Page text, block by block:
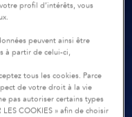
profil d’intérêts, vous
peuvent ainsi être
à partir de celui-ci,
tous les cookies. Parce
de votre droit à la vie
pas autoriser certains types
COOKIES » afin de choisir